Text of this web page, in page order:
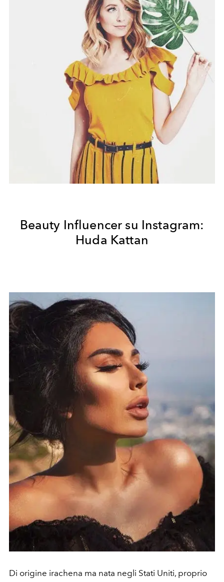
Beauty Influencer su Instagram:
Huda Kattan
Di origine irachena ma nata negli Stati Uniti, proprio